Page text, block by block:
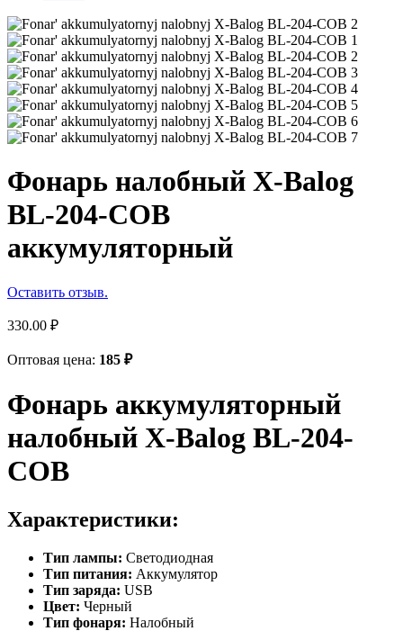
Фонарь налобный X-Balog
BL-204-COB
аккумуляторный
Оставить отзыв.
330.00 ₽
Оптовая цена: 185 ₽
Фонарь аккумуляторный
налобный X-Balog BL-204-
COB
Характеристики:
Тип лампы: Светодиодная
Тип питания: Аккумулятор
Тип заряда: USB
Цвет: Черный
Тип фонаря: Налобный